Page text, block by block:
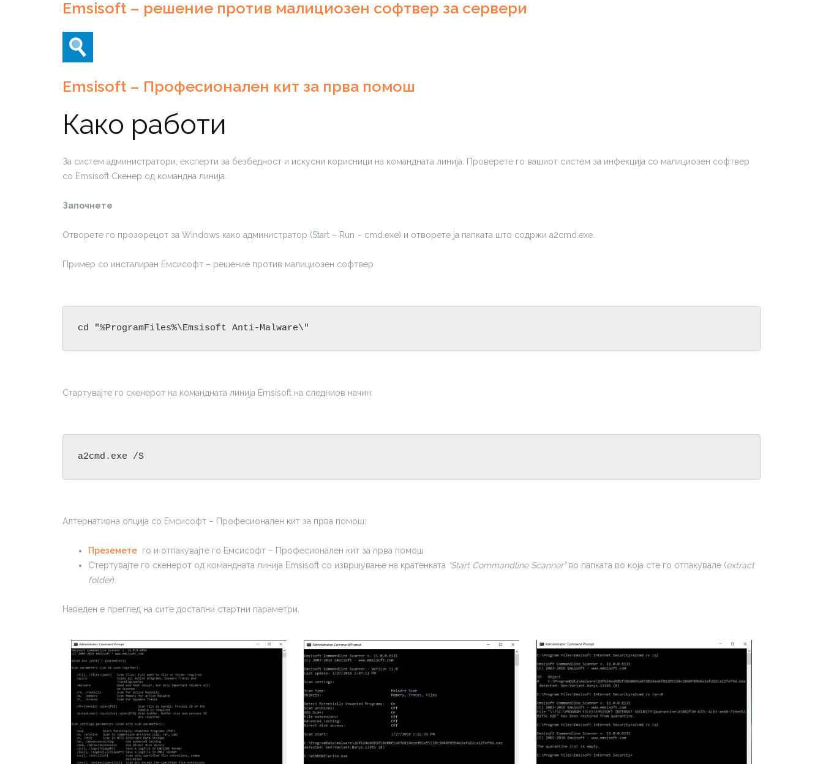
Emsisoft – решение против малициозен софтвер за сервери
Emsisoft – Професионален кит за прва помош
Како работи
За систем администратори, експерти за безбедност и искусни корисници на командната линија. Проверете го вашиот систем за инфекција со малициозен софтвер
со Emsisoft Скенер од командна линија.
Започнете
Отворете го прозорецот за Windows како администратор (Start – Run – cmd.exe) и отворете ја папката што содржи a2cmd.exe.
Пример со инсталиран Емсисофт – решение против малициозен софтвер
cd "%ProgramFiles%\Emsisoft Anti-Malware\"
Стартувајте го скенерот на командната линија Emsisoft на следниов начин:
a2cmd.exe /S
Алтернативна опција со Емсисофт – Професионален кит за прва помош:
Преземете го и отпакувајте го Емсисофт – Професионален кит за прва помош
Стертувајте го скенерот од командната линија Emsisoft со извршување на кратенката “Start Commandline Scanner”во папката во која сте го отпакувале (extract
folder).
Наведен е преглед на сите достапни стартни параметри.